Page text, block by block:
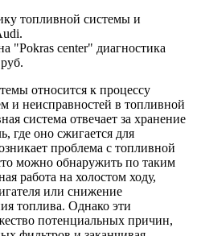
топливной системы и
"Pokras center" диагностика
относится к процессу
и неисправностей в топливной
система отвечает за хранение
где оно сжигается для
проблема с топливной
можно обнаружить по таким
работа на холостом ходу,
или снижение
топлива. Однако эти
потенциальных причин,